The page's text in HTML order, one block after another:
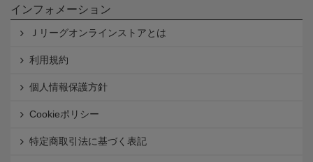
インフォメーション
Ｊリーグオンラインストアとは
利用規約
個人情報保護方針
Cookieポリシー
特定商取引法に基づく表記